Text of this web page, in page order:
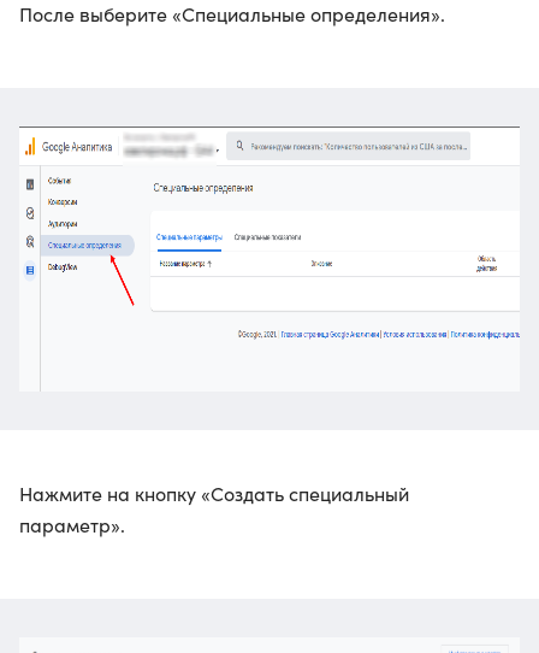
После выберите «Специальные определения».
Нажмите на кнопку «Создать специальный
параметр».